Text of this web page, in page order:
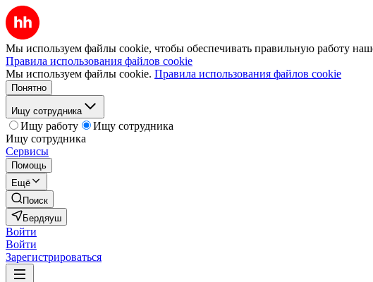
Мы используем файлы cookie, чтобы обеспечивать правильную работу
Правила использования файлов cookie
Мы используем файлы cookie. Правила использования файлов cookie
Понятно
Ищу сотрудника
Ищу работу
Ищу сотрудника
Ищу сотрудника
Сервисы
Помощь
Ещё
Поиск
Бердяуш
Войти
Войти
Зарегистрироваться